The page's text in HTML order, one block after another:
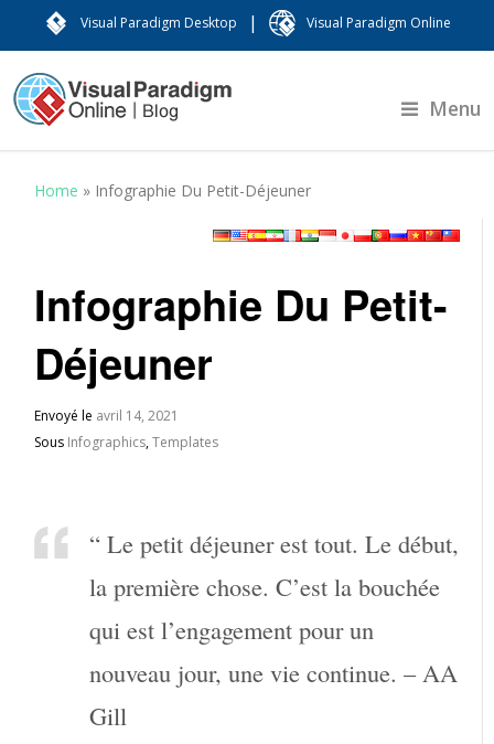
Visual Paradigm Desktop | Visual Paradigm Online
Menu
Home » Infographie Du Petit-Déjeuner
Infographie Du Petit-
Déjeuner
Envoyé le avril 14, 2021
Sous Infographics,Templates
“ Le petit déjeuner est tout. Le début,
la première chose. C’est la bouchée
qui est l’engagement pour un
nouveau jour, une vie continue. – AA
Gill